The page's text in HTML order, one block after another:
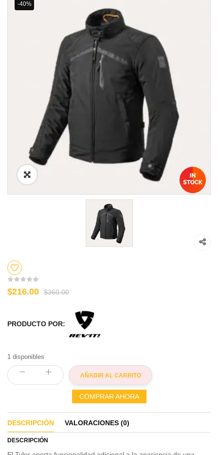
-40%
$360.00
$216.00
PRODUCTO POR:
1 disponibles
AÑADIR AL CARRITO
COMPRAR AHORA
DESCRIPCIÓN VALORACIONES (0)
DESCRIPCIÓN